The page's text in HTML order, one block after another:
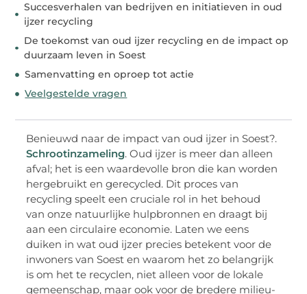
Succesverhalen van bedrijven en initiatieven in oud
ijzer recycling
De toekomst van oud ijzer recycling en de impact op
duurzaam leven in Soest
Samenvatting en oproep tot actie
Veelgestelde vragen
Benieuwd naar de impact van oud ijzer in Soest?.
Schrootinzameling. Oud ijzer is meer dan alleen
afval; het is een waardevolle bron die kan worden
hergebruikt en gerecycled. Dit proces van
recycling speelt een cruciale rol in het behoud
van onze natuurlijke hulpbronnen en draagt bij
aan een circulaire economie. Laten we eens
duiken in wat oud ijzer precies betekent voor de
inwoners van Soest en waarom het zo belangrijk
is om het te recyclen, niet alleen voor de lokale
gemeenschap, maar ook voor de bredere milieu-